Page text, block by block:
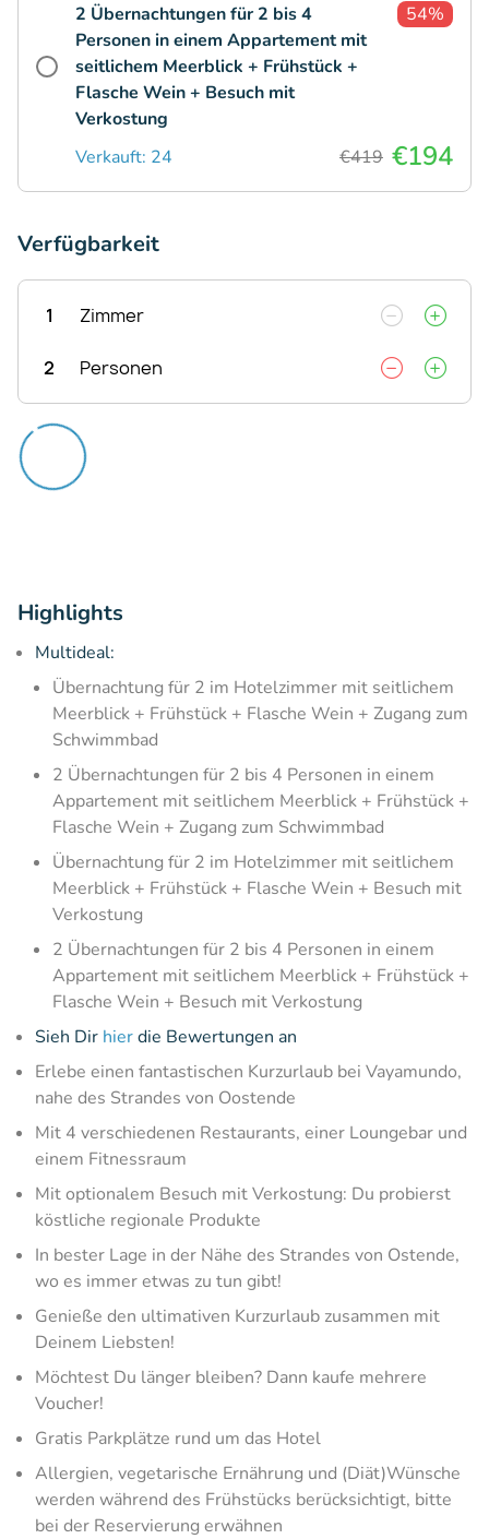
2 Übernachtungen für 2 bis 4
Personen in einem Appartement mit
seitlichem Meerblick + Frühstück +
Flasche Wein + Besuch mit
Verkostung
54%
Verkauft: 24 €419 €194
Verfügbarkeit
1 Zimmer
2 Personen
Highlights
Multideal:
Übernachtung für 2 im Hotelzimmer mit seitlichem
Meerblick + Frühstück + Flasche Wein + Zugang zum
Schwimmbad
2 Übernachtungen für 2 bis 4 Personen in einem
Appartement mit seitlichem Meerblick + Frühstück +
Flasche Wein + Zugang zum Schwimmbad
Übernachtung für 2 im Hotelzimmer mit seitlichem
Meerblick + Frühstück + Flasche Wein + Besuch mit
Verkostung
2 Übernachtungen für 2 bis 4 Personen in einem
Appartement mit seitlichem Meerblick + Frühstück +
Flasche Wein + Besuch mit Verkostung
Sieh Dir hierdie Bewertungen an
Erlebe einen fantastischen Kurzurlaub bei Vayamundo,
nahe des Strandes von Oostende
Mit 4 verschiedenen Restaurants, einer Loungebar und
einem Fitnessraum
Mit optionalem Besuch mit Verkostung: Du probierst
köstliche regionale Produkte
In bester Lage in der Nähe des Strandes von Ostende,
wo es immer etwas zu tun gibt!
Genieße den ultimativen Kurzurlaub zusammen mit
Deinem Liebsten!
Möchtest Du länger bleiben? Dann kaufe mehrere
Voucher!
Gratis Parkplätze rund um das Hotel
Allergien, vegetarische Ernährung und (Diät)Wünsche
werden während des Frühstücks berücksichtigt, bitte
bei der Reservierung erwähnen